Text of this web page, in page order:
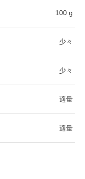
100 g
少々
少々
適量
適量